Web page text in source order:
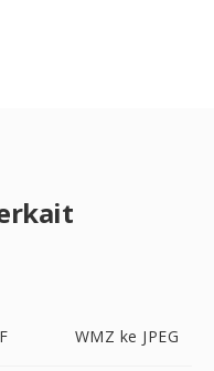
WMZ ke JPEG